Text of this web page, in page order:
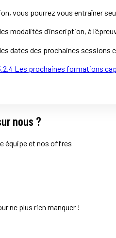
vous pourrez vous entraîner
modalités d’inscription, à
dates des prochaines
Les prochaines formations
nous ?
équipe et nos offres
ne plus rien manquer !